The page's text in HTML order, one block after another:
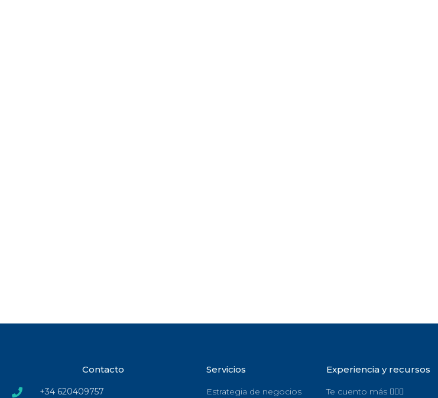
Contacto
+34 620409757
Servicios
Estrategia de negocios
Experiencia y recursos
Te cuento más 🙋🏻‍♀️